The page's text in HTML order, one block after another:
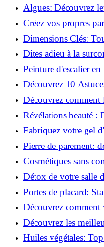
revitaliser les peaux
Algues: Découvrez
la santé et la beauté!
Créez vos propres
de la fabrication
Dimensions Clés:
salle de bains!
Dites adieu à la
vie plus simple!
Peinture d'escalier
tutoriel facile et rapide!
Découvrez 10
Naturelle avec le
Découvrez comment
incitent à être plus
Révélations beauté :
insoupçonnés du
Fabriquez votre gel
simple et rapide à la
Pierre de parement:
infaillibles pour un
Cosmétiques sans
possible?
Détox de votre salle
ingrédients nocifs dès
Portes de placard:
le meilleur choix!
Découvrez comment
naturellement:
Découvrez les
le fer: Top 12
Huiles végétales: